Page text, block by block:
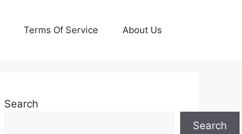
Terms Of Service About Us
Search
Search